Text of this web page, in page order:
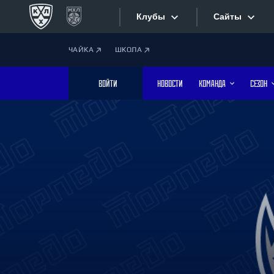
Клубы
Дивизион Боброва
Лада
Сайты
Фотобанк
ЧАЙКА ШКОЛА
ВОЙТИ НОВОСТИ КОМАНДА СЕЗОН